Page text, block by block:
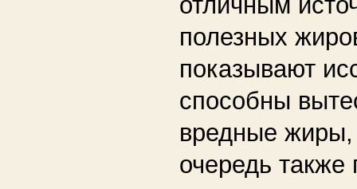
полезных
показывают
способны
вредные жиры,
очередь также